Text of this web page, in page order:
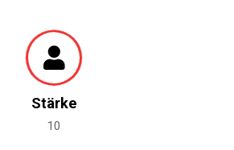
Stärke
10